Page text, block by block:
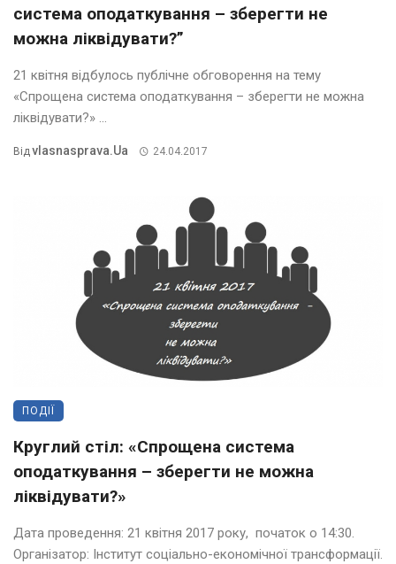
система оподаткування – зберегти не
можна ліквідувати?”
21 квітня відбулось публічне обговорення на тему
«Спрощена система оподаткування – зберегти не можна
ліквідувати?» ...
ВідVlasnasprava.ua 24.04.2017
ПОДІЇ
Круглий стіл: «Спрощена система
оподаткування – зберегти не можна
ліквідувати?»
Дата проведення: 21 квітня 2017 року, початок о 14:30.
Організатор: Інститут соціально-економічної трансформації.